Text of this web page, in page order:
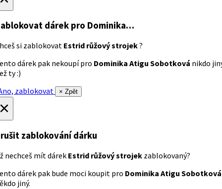
dárek pro Dominika…
si zablokovat Estrid růžový strojek?
dárek pak nekoupí pro Dominika Atigu Sobotková nikdo
ty :)
zablokovat
× Zpět
zablokování dárku
nechceš mít dárek Estrid růžový strojek zablokovaný?
dárek pak bude moci koupit pro Dominika Atigu Sobotková
jiný.